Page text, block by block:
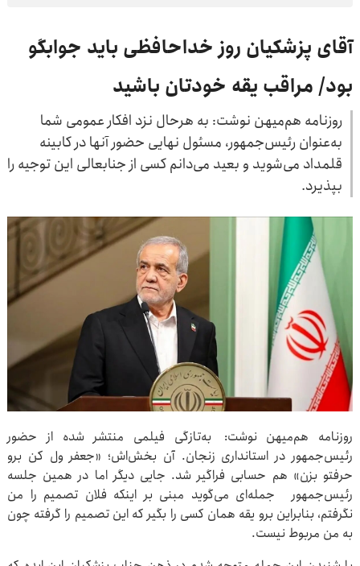
آقای پزشکیان روز خداحافظی باید جوابگو
بود/ مراقب یقه خودتان باشید
روزنامه هم‌میهن نوشت: به هرحال نزد افکار عمومی شما
به‌عنوان رئیس‌جمهور، مسئول نهایی حضور آنها در کابینه
قلمداد می‌شوید و بعید می‌دانم کسی از جنابعالی این توجیه را
بپذیرد.
روزنامه هم‌میهن نوشت: به‌تازگی فیلمی منتشر شده از حضور
رئیس‌جمهور در استانداری زنجان. آن بخش‌اش؛ «جعفر ول کن برو
حرفتو بزن» هم حسابی فراگیر شد. جایی دیگر اما در همین جلسه
رئیس‌جمهور جمله‌ای می‌گوید مبنی بر اینکه فلان تصمیم را من
نگرفتم، بنابراین برو یقه همان کسی را بگیر که این تصمیم را گرفته چون
به من مربوط نیست.